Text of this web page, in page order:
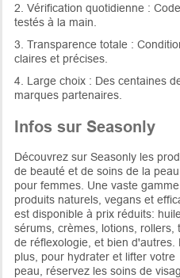
2. Vérification quotidienne :
testés à la main.
3. Transparence totale :
claires et précises.
4. Large choix : Des centaines
marques partenaires.
Infos sur Seasonly
Découvrez sur Seasonly les
de beauté et de soins de la peau
pour femmes. Une vaste
produits naturels, vegans et
est disponible à prix réduits:
sérums, crèmes, lotions, rollers,
de réflexologie, et bien d'autres.
plus, pour hydrater et lifter votre
peau, réservez les soins de